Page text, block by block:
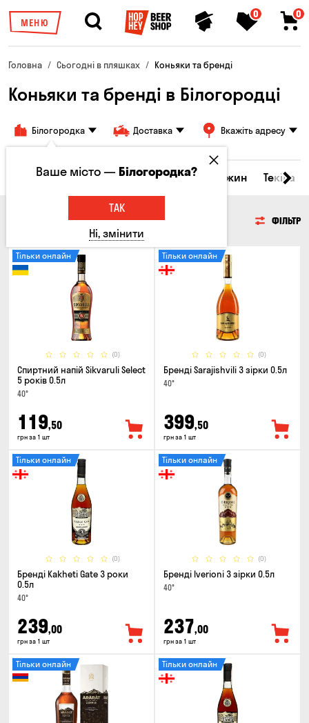
МЕНЮ
0 0
Головна Сьогодні в пляшках Коньяки та бренді
Коньяки та бренді в Білогородці
Білогородка Доставка Вкажіть адресу
та настоянки Коньяки та бренді Джин Текіла
КОНЬЯКИ ТА БРЕНДІ ФІЛЬТР
(0)
Тільки онлайн
Спиртний напій Sikvaruli Select
5 років 0.5л
40°
119,50
грн за 1 шт
(0)
Тільки онлайн
Бренді Sarajishvili 3 зірки 0.5л
40°
399,50
грн за 1 шт
(0)
Тільки онлайн
Бренді Kakheti Gate 3 роки
0.5л
40°
239,00
грн за 1 шт
(0)
Тільки онлайн
Бренді Iverioni 3 зірки 0.5л
40°
237,00
грн за 1 шт
Тільки онлайн Тільки онлайн
Ваше місто —Білогородка?
ТАК
Ні, змінити